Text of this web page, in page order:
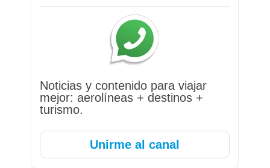
Noticias y contenido para viajar
mejor: aerolíneas + destinos +
turismo.
Unirme al canal